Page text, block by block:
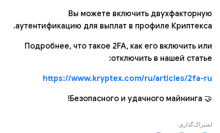
Вы можете включить двухфакторную
аутентификацию для выплат в профиле Криптекса.
Подробнее, что такое 2FA, как его включить или
отключить в нашей статье:
https://www.kryptex.com/ru/articles/2fa-ru
🤝 Безопасного и удачного майнинга!
اشتراک‌گذاری: